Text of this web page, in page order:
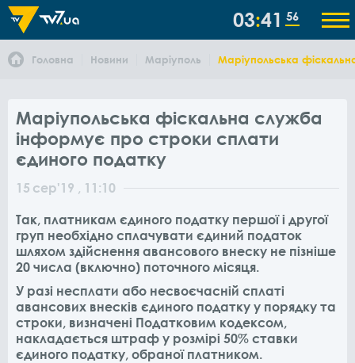
03 41 56
Головна Новини Маріуполь Маріупольська
Маріупольська фіскальна служба
інформує про строки сплати
єдиного податку
15 сер'19 , 11:10
Так, платникам єдиного податку першої і другої
груп необхідно сплачувати єдиний податок
шляхом здійснення авансового внеску не пізніше
20 числа (включно) поточного місяця.
У разі несплати або несвоєчасній сплаті
авансових внесків єдиного податку у порядку та
строки, визначені Податковим кодексом,
накладається штраф у розмірі 50% ставки
єдиного податку, обраної платником.